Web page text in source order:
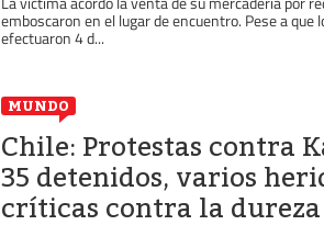
emboscaron en el lugar de encuentro. Pese a que
efectuaron 4 d...
MUNDO
Chile: Protestas contra
35 detenidos, varios
críticas contra la